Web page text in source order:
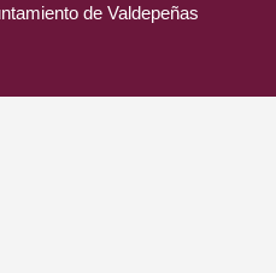
de Valdepeñas